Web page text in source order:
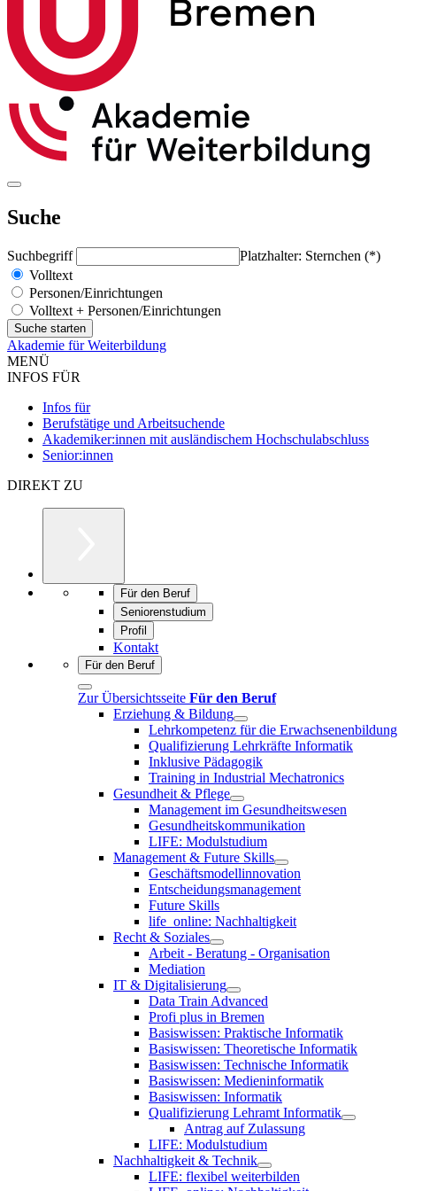
Suche
Suchbegriff
Platzhalter: Sternchen (*)
Volltext
Personen/Einrichtungen
Volltext + Personen/Einrichtungen
Akademie für Weiterbildung
MENÜ
INFOS FÜR
Infos für
Berufstätige und Arbeitsuchende
Akademiker:innen mit ausländischem Hochschulabschluss
Senior:innen
DIREKT ZU
Für den Beruf
Seniorenstudium
Profil
Kontakt
Für den Beruf
Zur Übersichtsseite Für den Beruf
Erziehung & Bildung
Lehrkompetenz für die Erwachsenenbildung
Qualifizierung Lehrkräfte Informatik
Inklusive Pädagogik
Training in Industrial Mechatronics
Gesundheit & Pflege
Management im Gesundheitswesen
Gesundheitskommunikation
LIFE: Modulstudium
Management & Future Skills
Geschäftsmodellinnovation
Entscheidungsmanagement
Future Skills
life_online: Nachhaltigkeit
Recht & Soziales
Arbeit - Beratung - Organisation
Mediation
IT & Digitalisierung
Data Train Advanced
Profi plus in Bremen
Basiswissen: Praktische Informatik
Basiswissen: Theoretische Informatik
Basiswissen: Technische Informatik
Basiswissen: Medieninformatik
Basiswissen: Informatik
Qualifizierung Lehramt Informatik
Antrag auf Zulassung
LIFE: Modulstudium
Nachhaltigkeit & Technik
LIFE: flexibel weiterbilden